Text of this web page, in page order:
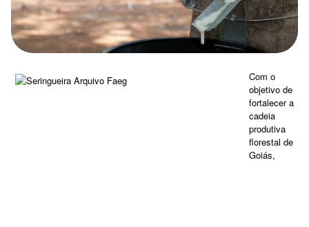
Com o
objetivo de
fortalecer a
cadeia
produtiva
florestal de
Goiás,